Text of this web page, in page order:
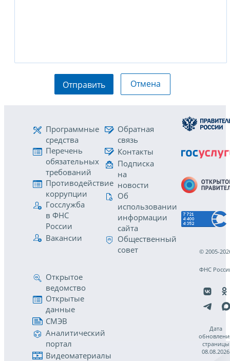
Отправить Отмена
Программные
средства
Перечень
обязательных
требований
Противодействие
коррупции
Госслужба
в ФНС
России
Вакансии
Обратная
связь
Контакты
Подписка
на
новости
Об
использовании
информации
сайта
Общественный
совет
Открытое
ведомство
Открытые
данные
СМЭВ
Аналитический
портал
Видеоматериалы
© 2005-
ФНС
Дата
страницы
08.08.2026